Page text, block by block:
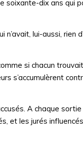
soixante-dix ans qui
lui-aussi, rien
si chacun trouvait
s’accumulèrent
A chaque sortie
et les jurés